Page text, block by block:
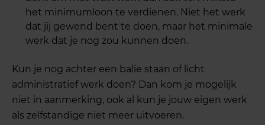
het minimumloon te verdienen. Niet het werk
dat jij gewend bent te doen, maar het minimale
werk dat je nog zou kunnen doen.
Kun je nog achter een balie staan of licht
administratief werk doen? Dan kom je mogelijk
niet in aanmerking, ook al kun je jouw eigen werk
als zelfstandige niet meer uitvoeren.